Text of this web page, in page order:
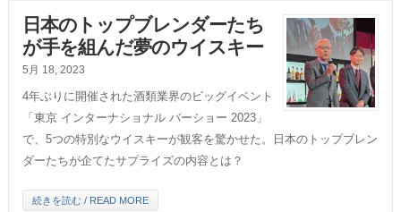
日本のトップブレンダーたち
が手を組んだ夢のウイスキー
5月 18, 2023
4年ぶりに開催された酒類業界のビッグイベント
「東京 インターナショナル バーショー 2023」
で、5つの特別なウイスキーが観客を驚かせた。日本のトップブレン
ダーたちが企てたサプライズの内容とは？
続きを読む / READ MORE